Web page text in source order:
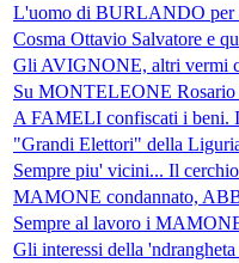
L'uomo di BURLANDO per
Cosma Ottavio Salvatore e
Gli AVIGNONE, altri vermi
Su MONTELEONE Rosario
A FAMELI confiscati i
"Grandi Elettori" della
Sempre piu' vicini... Il
MAMONE condannato,
Sempre al lavoro i
Gli interessi della